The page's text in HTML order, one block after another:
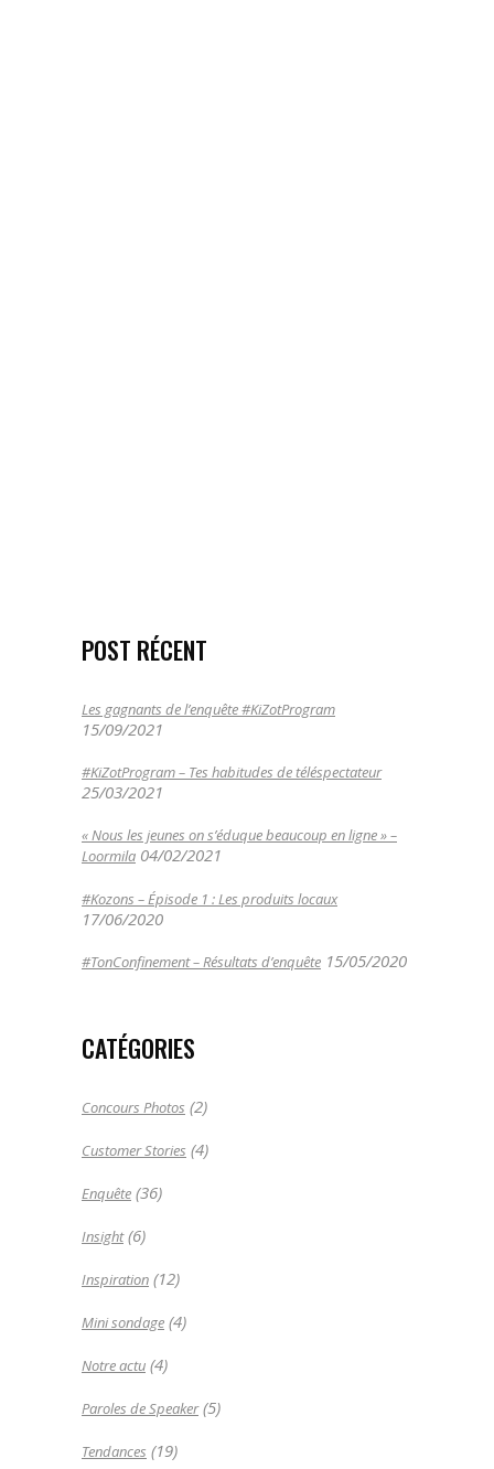
POST RÉCENT
Les gagnants de l’enquête #KiZotProgram
15/09/2021
#KiZotProgram – Tes habitudes de téléspectateur
25/03/2021
« Nous les jeunes on s’éduque beaucoup en ligne » –
Loormila 04/02/2021
#Kozons – Épisode 1 : Les produits locaux
17/06/2020
#TonConfinement – Résultats d’enquête 15/05/2020
CATÉGORIES
Concours Photos (2)
Customer Stories (4)
Enquête (36)
Insight(6)
Inspiration (12)
Mini sondage (4)
Notre actu (4)
Paroles de Speaker(5)
Tendances (19)